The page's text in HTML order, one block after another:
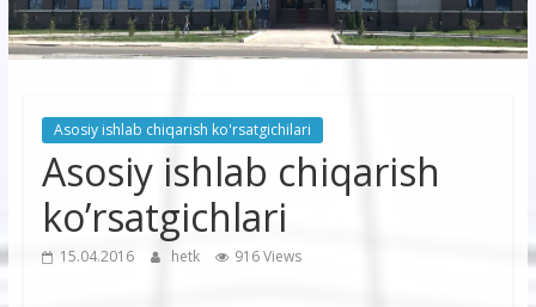
“Buxoro
hududiy
korxonasi”
Asosiy ishlab chiqarish ko'rsatgichilari
Asosiy ishlab chiqarish
ko’rsatgichlari
15.04.2016 hetk 916 Views